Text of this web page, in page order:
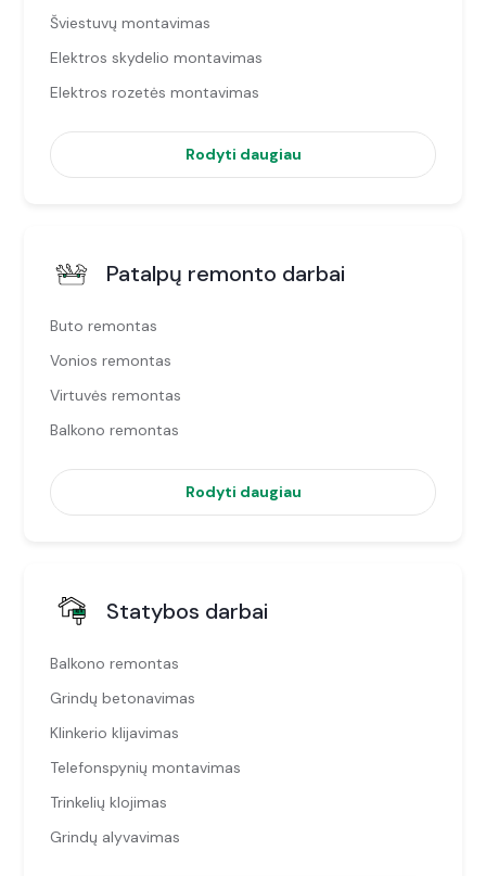
Šviestuvų montavimas
Elektros skydelio montavimas
Elektros rozetės montavimas
Rodyti daugiau
Patalpų remonto darbai
Buto remontas
Vonios remontas
Virtuvės remontas
Balkono remontas
Rodyti daugiau
Statybos darbai
Balkono remontas
Grindų betonavimas
Klinkerio klijavimas
Telefonspynių montavimas
Trinkelių klojimas
Grindų alyvavimas